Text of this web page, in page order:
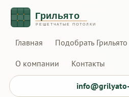
Главная Подобрать Грильято
О компании Контакты